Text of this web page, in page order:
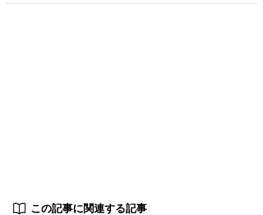
この記事に関連する記事